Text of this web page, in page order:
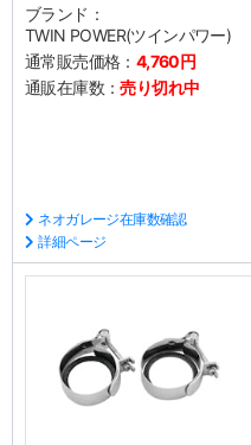
ブランド：
TWIN POWER(ツインパワー)
通常販売価格： 4,760円
通販在庫数：売り切れ中
ネオガレージ在庫数確認
詳細ページ